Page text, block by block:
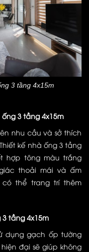
3 tầng 4x15m
3 tầng 4x15m
nhu cầu và sở thích
kế nhà ống 3 tầng
hợp tông màu trắng
thoải mái và ấm
thể trang trí thêm
tầng 4x15m
dụng gạch ốp tường
đại sẽ giúp không